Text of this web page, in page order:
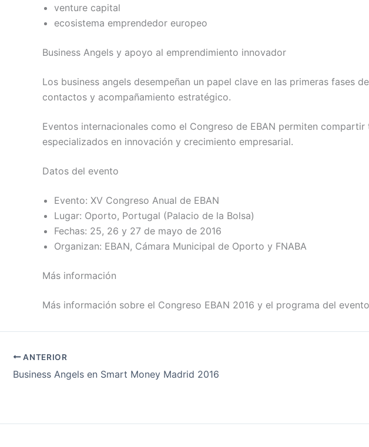
venture capital
ecosistema emprendedor europeo
Business Angels y apoyo al emprendimiento innovador
Los business angels desempeñan un papel clave en las primeras
contactos y acompañamiento estratégico.
Eventos internacionales como el Congreso de EBAN permiten
especializados en innovación y crecimiento empresarial.
Datos del evento
Evento: XV Congreso Anual de EBAN
Lugar: Oporto, Portugal (Palacio de la Bolsa)
Fechas: 25, 26 y 27 de mayo de 2016
Organizan: EBAN, Cámara Municipal de Oporto y FNABA
Más información
Más información sobre el Congreso EBAN 2016 y el programa del
ANTERIOR
Business Angels en Smart Money Madrid 2016